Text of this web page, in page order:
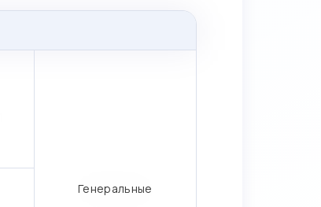
Генеральные